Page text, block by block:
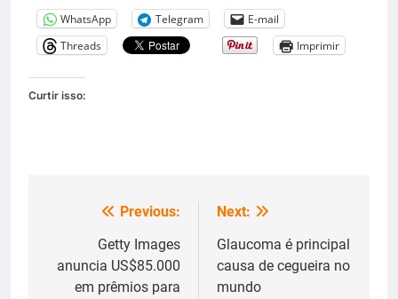
WhatsApp Telegram
E-mail
Threads
Imprimir
Curtir isso:
Navegação
Post
Previous:
Getty Images
anuncia US$85.000
em prêmios para
Next:
Glaucoma é principal
causa de cegueira no
mundo